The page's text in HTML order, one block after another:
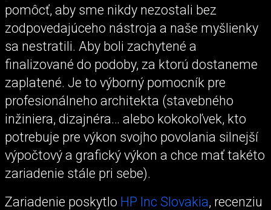
pomôcť, aby sme nikdy nezostali bez
zodpovedajúceho nástroja a naše myšlienky
sa nestratili. Aby boli zachytené a
finalizované do podoby, za ktorú dostaneme
zaplatené. Je to výborný pomocník pre
profesionálneho architekta (stavebného
inžiniera, dizajnéra… alebo kokokoľvek, kto
potrebuje pre výkon svojho povolania silnejší
výpočtový a grafický výkon a chce mať takéto
zariadenie stále pri sebe).
Zariadenie poskytlo HP Inc Slovakia, recenziu